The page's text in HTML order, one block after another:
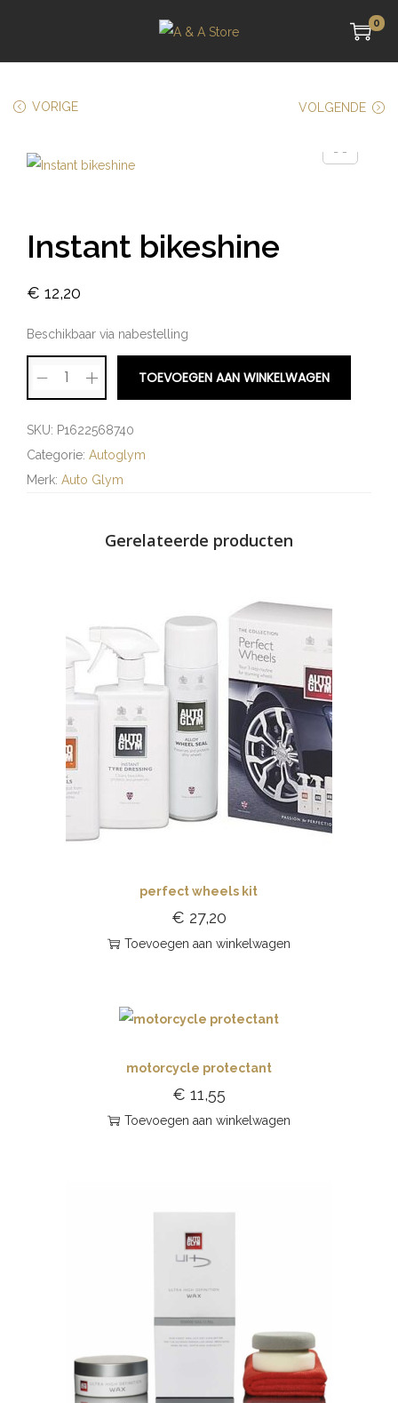
0
VORIGE VOLGENDE
Instant bikeshine
€ 12,20
Beschikbaar via nabestelling
TOEVOEGEN AAN WINKELWAGEN
SKU: P1622568740
Categorie: Autoglym
Merk: Auto Glym
Gerelateerde producten
perfect wheels kit
€ 27,20
Toevoegen aan winkelwagen
motorcycle protectant
€ 11,55
Toevoegen aan winkelwagen